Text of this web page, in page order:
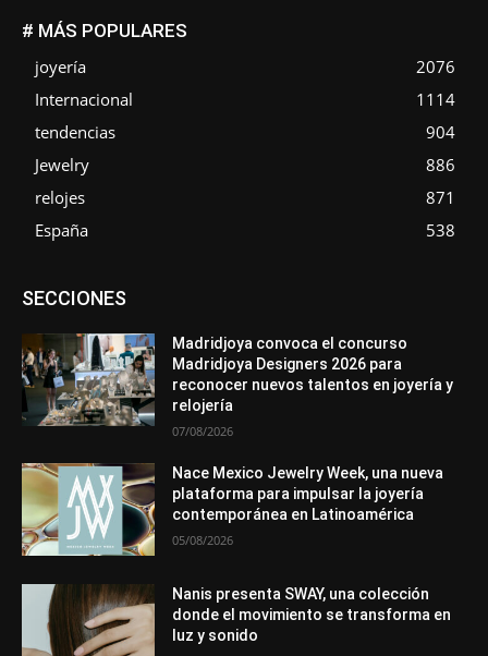
# MÁS POPULARES
joyería
2076
Internacional
1114
tendencias
904
Jewelry
886
relojes
871
España
538
SECCIONESAsociaciones
Entrevistas
Mundo Técnico
Novedades Opiniones
Perspectiva
Premios
Secciones Sin categoría
Más
Madridjoya convoca el concurso
Madridjoya Designers 2026 para
reconocer nuevos talentos en joyería y
relojería
07/08/2026
Nace Mexico Jewelry Week, una nueva
plataforma para impulsar la joyería
contemporánea en Latinoamérica
05/08/2026
Nanis presenta SWAY, una colección
donde el movimiento se transforma en
luz y sonido